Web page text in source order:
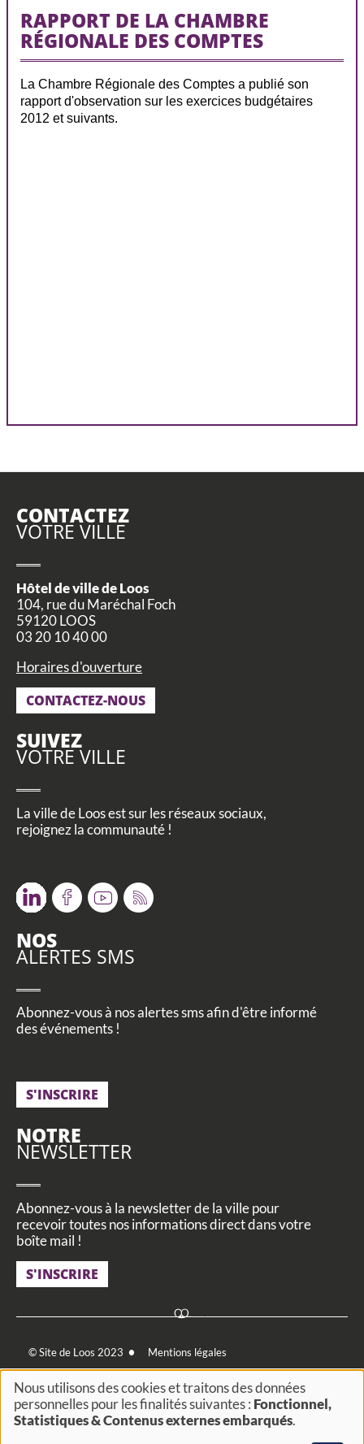
RAPPORT DE LA CHAMBRE
RÉGIONALE DES COMPTES
La Chambre Régionale des Comptes a publié son
rapport d'observation sur les exercices budgétaires
2012 et suivants.
CONTACTEZ
VOTRE VILLE
Hôtel de ville de Loos
104, rue du Maréchal Foch
59120 LOOS
03 20 10 40 00
Horaires d'ouverture
CONTACTEZ-NOUS
SUIVEZ
VOTRE VILLE
La ville de Loos est sur les réseaux sociaux,
rejoignez la communauté !
TwitterFacebookYoutube
RSS
NOS
ALERTES SMS
Abonnez-vous à nos alertes sms afin d'être informé
des événements !
S'INSCRIRE
NOTRE
NEWSLETTER
Abonnez-vous à la newsletter de la ville pour
recevoir toutes nos informations direct dans votre
boîte mail !
S'INSCRIRE
Footer
menu
© Site de Loos 2023 Mentions légales
Utilisation des données personnelles Cookies et traceurs
FAQ Actualités Agenda Actes administratifs
Utilisation
Nous utilisons des cookies et traitons des données
personnelles pour les finalités suivantes : Fonctionnel,
Statistiques & Contenus externes embarqués.